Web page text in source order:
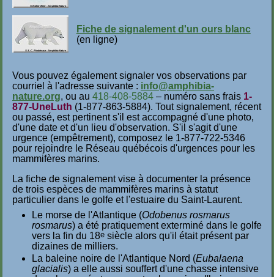
Fiche de signalement d'un ours blanc
(en ligne)
Vous pouvez également signaler vos observations par
courriel à l'adresse suivante : info@amphibia-
nature.org, ou au 418-408-5884 – numéro sans frais 1-
877-UneLuth (1-877-863-5884). Tout signalement, récent
ou passé, est pertinent s'il est accompagné d'une photo,
d'une date et d'un lieu d'observation. S'il s'agit d'une
urgence (empêtrement), composez le 1-877-722-5346
pour rejoindre le Réseau québécois d'urgences pour les
mammifères marins.
La fiche de signalement vise à documenter la présence
de trois espèces de mammifères marins à statut
particulier dans le golfe et l'estuaire du Saint-Laurent.
Le morse de l'Atlantique (Odobenus rosmarus
rosmarus) a été pratiquement exterminé dans le golfe
vers la fin du 18e siècle alors qu'il était présent par
dizaines de milliers.
La baleine noire de l'Atlantique Nord (Eubalaena
glacialis) a elle aussi souffert d'une chasse intensive